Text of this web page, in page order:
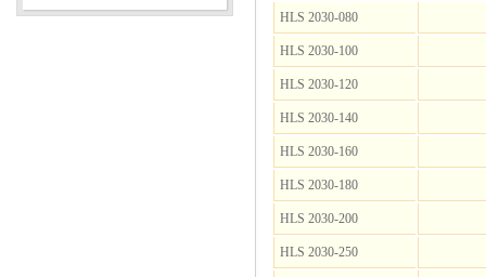
HLS 2030-080
HLS 2030-100
HLS 2030-120
HLS 2030-140
HLS 2030-160
HLS 2030-180
HLS 2030-200
HLS 2030-250